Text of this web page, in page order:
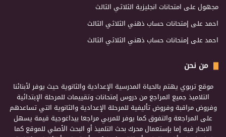
مجهولعلى امتحانات انجليزية الثلاثي الثالث
احمدعلى إمتحانات حساب ذهني الثلاثي الثالث
احمدعلى إمتحانات حساب ذهني الثلاثي الثالث
من نحن
موقع تربوي يهتم بالحياة المدرسية الإعدادية والثانوية حيث يوفر لأبنائنا
التلاميذ جميع المراجع من دروس إمتحانات وتقييمات للمرحلة الإبتدائية
وفروض مراقبة وفروض تأليفية للمرحلة الإعدادية والثانوية التي تساعدهم
على المراجعة والتفوق كما يوفر للمربي مراجعا بيداغوجية قيمة يسهل
الابحار فيه إما بإستعمال محرك بحث التلميذ أو البحث الأصلي للموقع كما